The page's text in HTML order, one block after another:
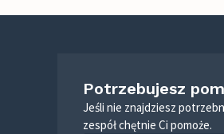
Potrzebujesz
Jeśli nie znajdziesz
zespół chętnie Ci pomoże.